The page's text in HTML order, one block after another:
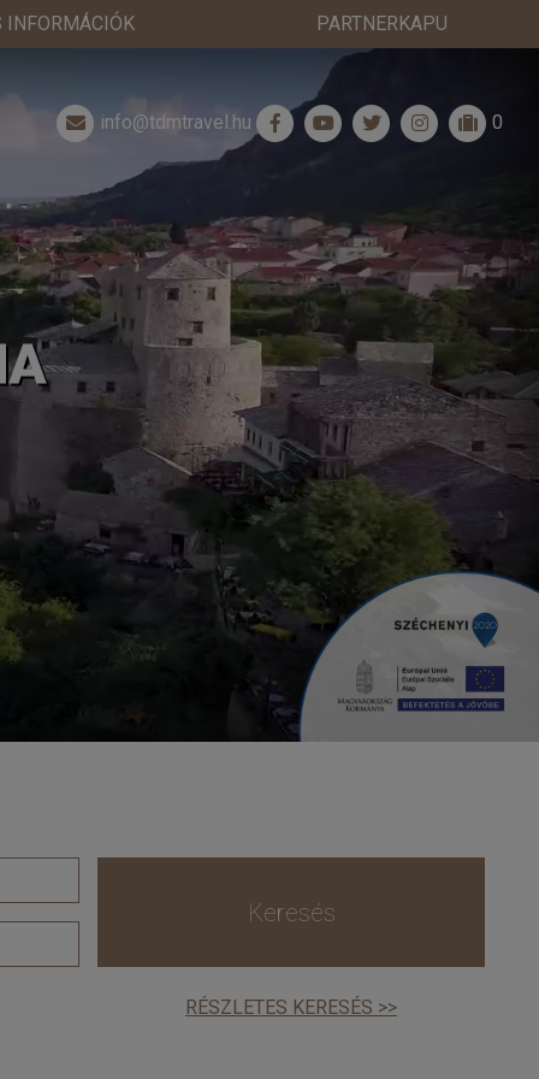
INFORMÁCIÓK PARTNERKAPU
info@tdmtravel.hu 0
Keresés
RÉSZLETES KERESÉS >>